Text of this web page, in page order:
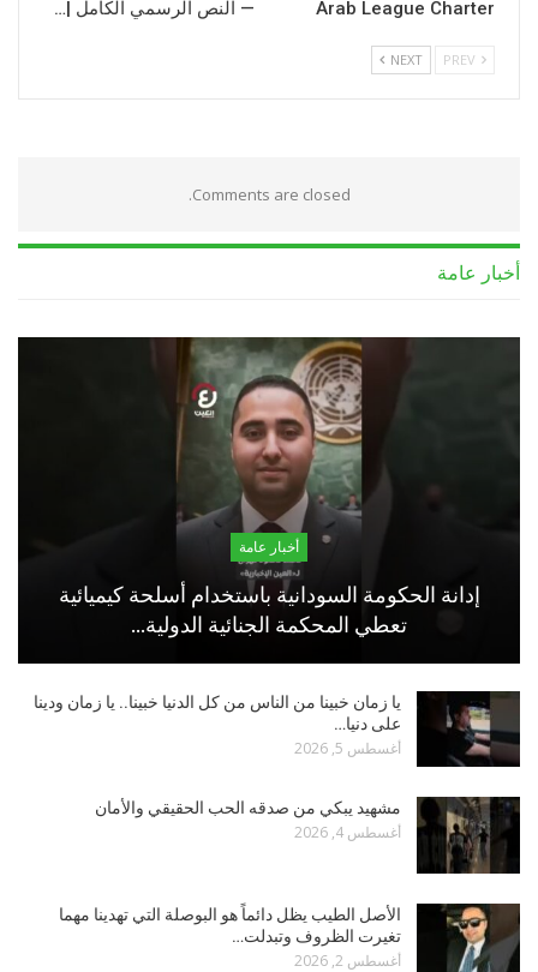
Arab League Charter
— النص الرسمي الكامل |…
NEXT
Comments are closed.
أخبار عامة
أخبار عامة
إدانة الحكومة السودانية باستخدام أسلحة كيميائية
تعطي المحكمة الجنائية الدولية…
يا زمان خبينا من الناس من كل الدنيا خبينا.. يا زمان ودينا
على دنيا…
أغسطس 5, 2026
مشهيد يبكي من صدقه الحب الحقيقي والأمان
أغسطس 4, 2026
الأصل الطيب يظل دائماً هو البوصلة التي تهدينا مهما
تغيرت الظروف وتبدلت…
أغسطس 2, 2026